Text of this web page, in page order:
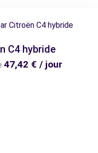
C4 hybride
47,42 € / jour